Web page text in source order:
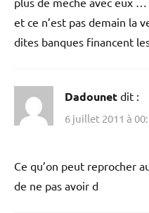
et ce n’est pas demain la
dites banques financent
Dadounet dit :
6 juillet 2011 à
Ce qu’on peut reprocher
de ne pas avoir d